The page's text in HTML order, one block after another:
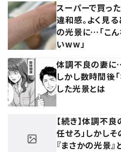
スーパーで買っ
違和感。よく見
の光景に…「こん
いww」
体調不良の妻に
しかし数時間後
した光景とは
【続き】体調不
任せろ」しかし
『まさかの光景』